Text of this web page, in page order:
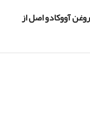
آووکادو اصل از